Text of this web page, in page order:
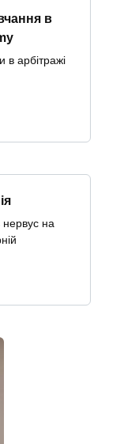
в
в арбітражі
на